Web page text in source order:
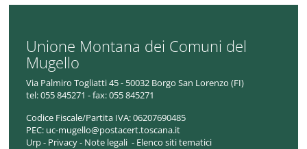
Unione Montana dei Comuni del
Mugello
Via Palmiro Togliatti 45 - 50032 Borgo San Lorenzo (FI)
tel:055 845271 - fax: 055 845271
Codice Fiscale/Partita IVA:06207690485
PEC: uc-mugello@postacert.toscana.it
Urp- Privacy- Note legali - Elenco siti tematici